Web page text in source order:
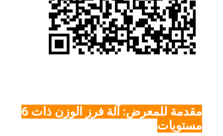
مقدمة للمعرض: آلة فرز الوزن ذات 6
مستويات